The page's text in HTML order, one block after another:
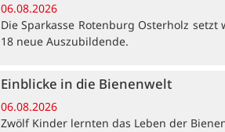
06.08.2026
Die Sparkasse Rotenburg Osterholz
18 neue Auszubildende.
Einblicke in die Bienenwelt
06.08.2026
Zwölf Kinder lernten das Leben der